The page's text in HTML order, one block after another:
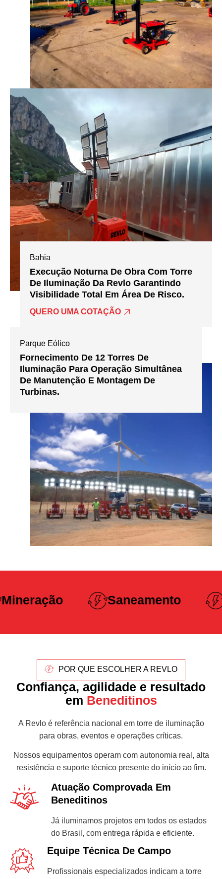
Bahia
Execução Noturna De Obra Com Torre
De Iluminação Da Revlo Garantindo
Visibilidade Total Em Área De Risco.
QUERO UMA COTAÇÃO
Parque Eólico
Fornecimento De 12 Torres De
Iluminação Para Operação Simultânea
De Manutenção E Montagem De
Turbinas.
Saneamento
Construção
Pesada
POR QUE ESCOLHER A REVLO
Confiança, agilidade e resultado
em Beneditinos
A Revlo é referência nacional em torre de iluminação
para obras, eventos e operações críticas.
Nossos equipamentos operam com autonomia real, alta
resistência e suporte técnico presente do início ao fim.
Atuação Comprovada Em
Beneditinos
Já iluminamos projetos em todos os estados
do Brasil, com entrega rápida e eficiente.
Equipe Técnica De Campo
Profissionais especializados indicam a torre